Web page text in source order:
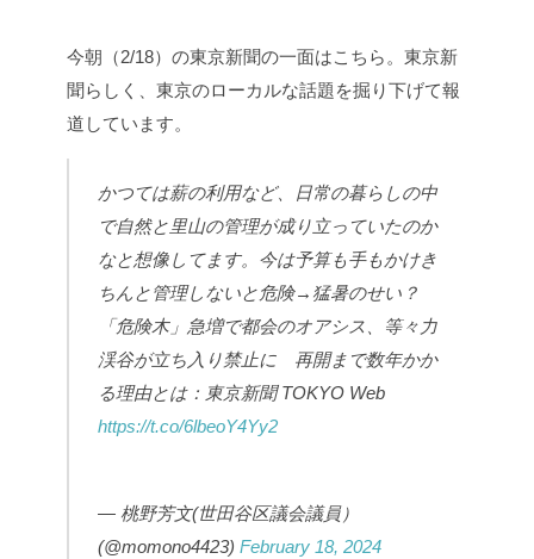
今朝（2/18）の東京新聞の一面はこちら。東京新
聞らしく、東京のローカルな話題を掘り下げて報
道しています。
かつては薪の利用など、日常の暮らしの中
で自然と里山の管理が成り立っていたのか
なと想像してます。今は予算も手もかけき
ちんと管理しないと危険→猛暑のせい？
「危険木」急増で都会のオアシス、等々力
渓谷が立ち入り禁止に 再開まで数年かか
る理由とは：東京新聞 TOKYO Web
https://t.co/6lbeoY4Yy2
— 桃野芳文(世田谷区議会議員）
(@momono4423) February 18, 2024